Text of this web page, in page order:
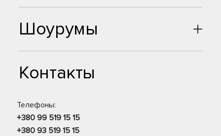
Шоурумы
Контакты
Телефоны:
+380 99 519 15 15
+380 93 519 15 15